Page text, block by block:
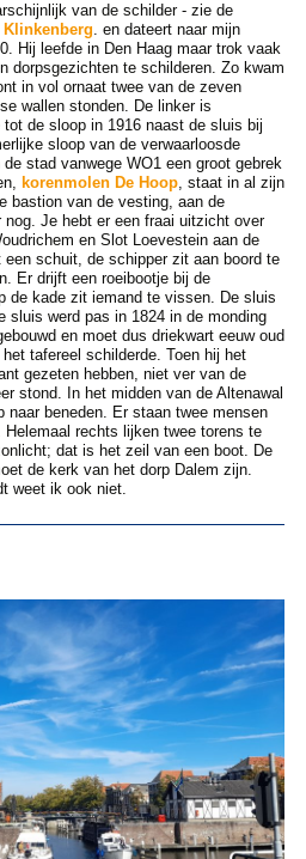
van de schilder - zie de
Klinkenberg. en dateert naar mijn
Hij leefde in Den Haag maar trok vaak
dorpsgezichten te schilderen. Zo kwam
in vol ornaat twee van de zeven
wallen stonden. De linker is
tot de sloop in 1916 naast de sluis bij
sloop van de verwaarloosde
stad vanwege WO1 een groot gebrek
korenmolen De Hoop, staat in al zijn
bastion van de vesting, aan de
Je hebt er een fraai uitzicht over
en Slot Loevestein aan de
schuit, de schipper zit aan boord te
Er drijft een roeibootje bij de
de kade zit iemand te vissen. De sluis
sluis werd pas in 1824 in de monding
en moet dus driekwart eeuw oud
tafereel schilderde. Toen hij het
gezeten hebben, niet ver van de
stond. In het midden van de Altenawal
beneden. Er staan twee mensen
rechts lijken twee torens te
dat is het zeil van een boot. De
de kerk van het dorp Dalem zijn.
weet ik ook niet.